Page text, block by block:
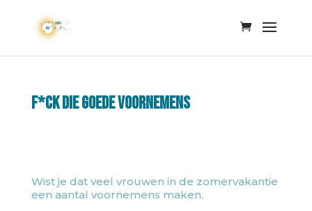
F*ck die goede voornemens
Wist je dat veel vrouwen in de zomervakantie
een aantal voornemens maken.